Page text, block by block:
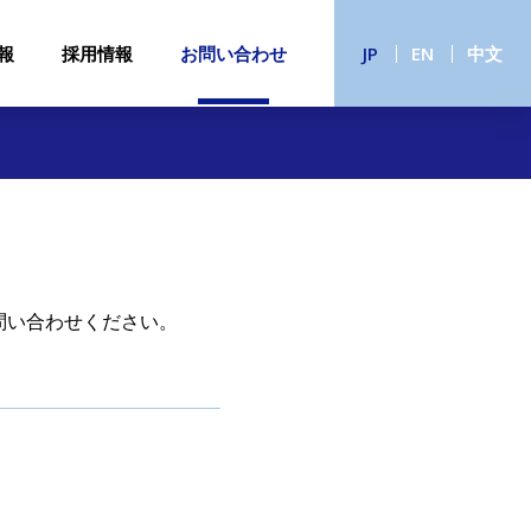
JP EN 中文
採用情報 お問い合わせ
合わせください。